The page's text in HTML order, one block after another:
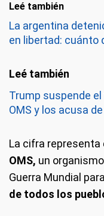
Leé también
La argentina
en libertad: cuánto
Trump suspende el
OMS y los acusa
La cifra representa
OMS, un
Guerra Mundial para
de todos los